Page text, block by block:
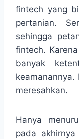
fintech yang
pertanian.
sehingga
fintech.
banyak
meresahkan.
Hanya
pada